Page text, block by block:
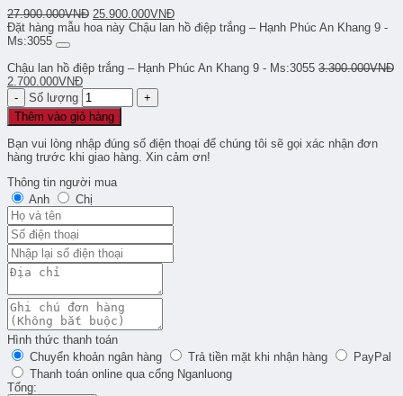
27.900.000VNĐ 25.900.000VNĐ
Đặt hàng mẫu hoa này Chậu lan hồ điệp trắng – Hạnh Phúc An Khang 9 -
Ms:3055
Chậu lan hồ điệp trắng – Hạnh Phúc An Khang 9 - Ms:3055 3.300.000VNĐ
2.700.000VNĐ
Số lượng
Thêm vào giỏ hàng
Bạn vui lòng nhập đúng số điện thoại để chúng tôi sẽ gọi xác nhận đơn
hàng trước khi giao hàng. Xin cảm ơn!
Thông tin người mua
Anh
Chị
Hình thức thanh toán
Chuyển khoản ngân hàng
Trả tiền mặt khi nhận hàng
PayPal
Thanh toán online qua cổng Nganluong
Tổng: